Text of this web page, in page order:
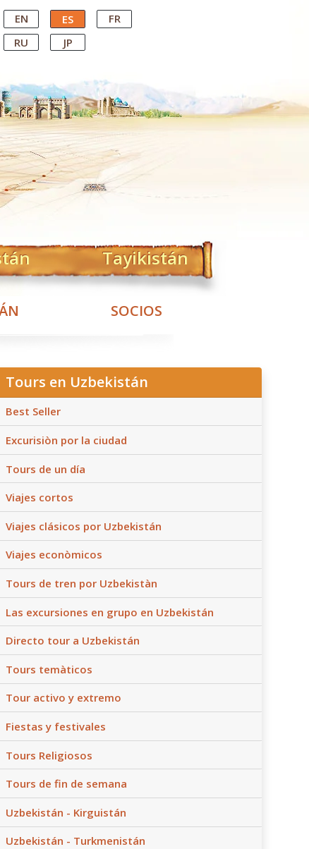
EN ES
FR
RU JP
Tayikistán
SOCIOS
Tours en Uzbekistán
Best Seller
Excurisiòn por la ciudad
Tours de un día
Viajes cortos
Viajes clásicos por Uzbekistán
Viajes econòmicos
Tours de tren por Uzbekistàn
Las excursiones en grupo en Uzbekistán
Directo tour a Uzbekistán
Tours temàticos
Tour activo y extremo
Fiestas y festivales
Tours Religiosos
Tours de fin de semana
Uzbekistán - Kirguistán
Uzbekistán - Turkmenistán